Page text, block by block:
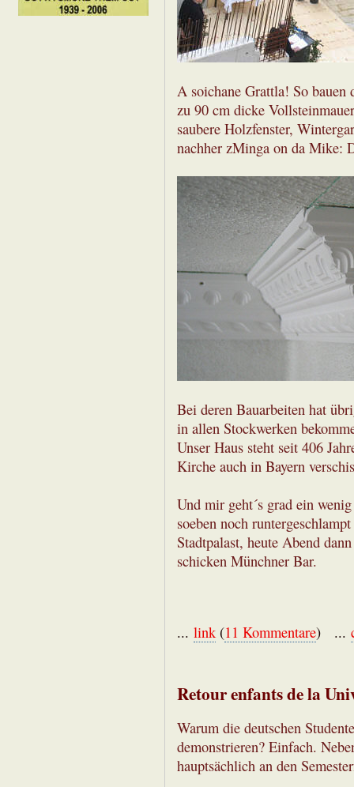
A soichane Grattla! So bauen
zu 90 cm dicke
saubere Holzfenster,
nachher zMinga on da Mike:
Bei deren Bauarbeiten hat
in allen Stockwerken
Unser Haus steht seit 406
Kirche auch in Bayern
Und mir geht´s grad ein
soeben noch
Stadtpalast, heute Abend
schicken Münchner Bar.
... link(11 Kommentare) ...
Retour enfants de la
Warum die deutschen
demonstrieren? Einfach.
hauptsächlich an den